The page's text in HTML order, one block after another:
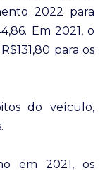
2022 para
Em 2021, o
para os
do veículo,
em 2021, os